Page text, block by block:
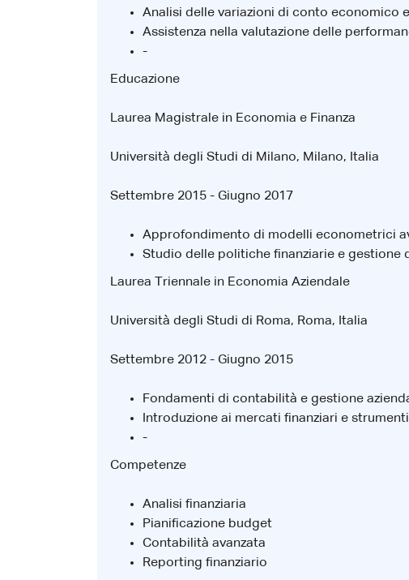
Analisi delle variazioni di conto economico
Assistenza nella valutazione delle
-
Educazione
Laurea Magistrale in Economia e Finanza
Università degli Studi di Milano, Milano, Italia
Settembre 2015 - Giugno 2017
Approfondimento di modelli econometrici
Studio delle politiche finanziarie e gestione
Laurea Triennale in Economia Aziendale
Università degli Studi di Roma, Roma, Italia
Settembre 2012 - Giugno 2015
Fondamenti di contabilità e gestione
Introduzione ai mercati finanziari e
-
Competenze
Analisi finanziaria
Pianificazione budget
Contabilità avanzata
Reporting finanziario